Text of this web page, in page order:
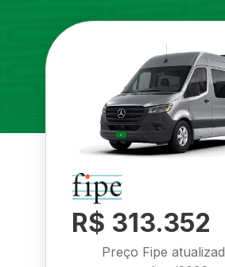
R$ 313.352
Preço Fipe